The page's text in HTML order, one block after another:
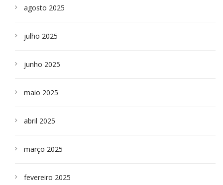
agosto 2025
julho 2025
junho 2025
maio 2025
abril 2025
março 2025
fevereiro 2025